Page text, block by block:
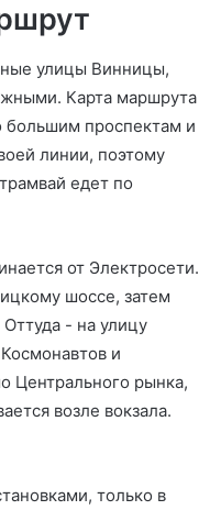
улицы Винницы,
Карта маршрута
большим проспектам и
линии, поэтому
едет по
от Электросети.
шоссе, затем
- на улицу
и
Центрального рынка,
возле вокзала.
только в